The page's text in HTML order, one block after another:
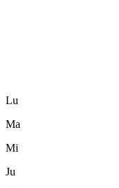
Lu
Ma
Mi
Ju